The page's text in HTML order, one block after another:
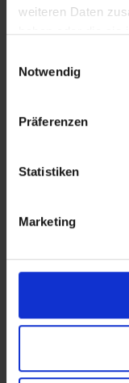
weiteren Daten
haben oder die sie
Notwendig
Präferenzen
Statistiken
Marketing